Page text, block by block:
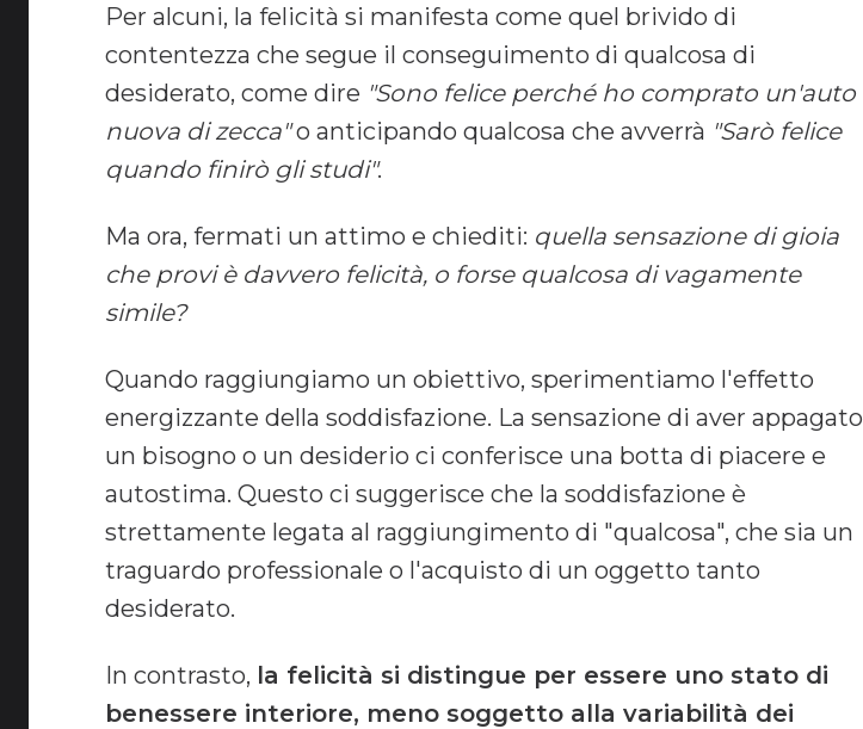
Per alcuni, la felicità si manifesta come quel brivido di
contentezza che segue il conseguimento di qualcosa di
desiderato, come dire "Sono felice perché ho comprato un'auto
nuova di zecca"o anticipando qualcosa che avverrà "Sarò felice
quando finirò gli studi".
Ma ora, fermati un attimo e chiediti: quella sensazione di gioia
che provi è davvero felicità, o forse qualcosa di vagamente
simile?
Quando raggiungiamo un obiettivo, sperimentiamo l'effetto
energizzante della soddisfazione. La sensazione di aver appagato
un bisogno o un desiderio ci conferisce una botta di piacere e
autostima. Questo ci suggerisce che la soddisfazione è
strettamente legata al raggiungimento di "qualcosa", che sia un
traguardo professionale o l'acquisto di un oggetto tanto
desiderato.
In contrasto, la felicità si distingue per essere uno stato di
benessere interiore, meno soggetto alla variabilità dei